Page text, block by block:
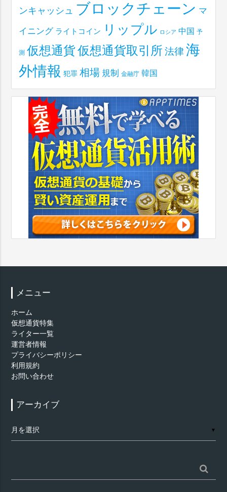
ンキャッシュ ブロックチェーン マ
イニング ライトコイン リップル ロシア 中国 予
測 仮想通貨仮想通貨取引所 法律 海
外情報 犯罪 相場 規制 金融庁 韓国
メニュー
ホーム
仮想通貨特集
ライター一覧
運営者情報
プライバシーポリシー
利用規約
お問い合わせ
アーカイブ
ー
▼
索: